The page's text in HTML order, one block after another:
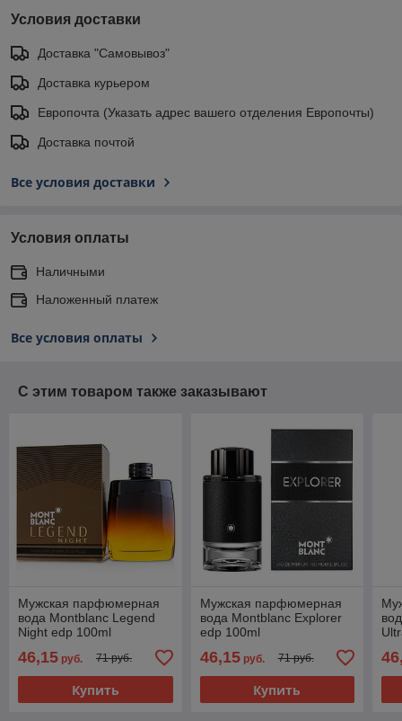
Условия доставки
Доставка "Самовывоз"
Доставка курьером
Европочта (Указать адрес вашего отделения Европочты)
Доставка почтой
Все условия доставки
Условия оплаты
Наличными
Наложенный платеж
Все условия оплаты
С этим товаром также заказывают
Мужская парфюмерная
вода Montblanc Legend
Night edp 100ml
46,15 руб. 71 руб.
Купить
Мужская парфюмерная
вода Montblanc Explorer
edp 100ml
46,15руб. 71 руб.
Купить